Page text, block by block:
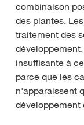
combinaison
des plantes.
traitement des
insuffisante à
parce que les
n'apparaissent
développement